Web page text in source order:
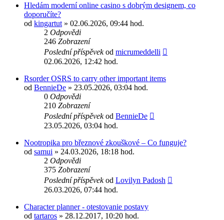
Hledám moderní online casino s dobrým designem, co
doporučíte?
od kingartut » 02.06.2026, 09:44 hod.
2 Odpovědi
246 Zobrazení
Poslední příspěvekod micrumeddelli
02.06.2026, 12:42 hod.
Rsorder OSRS to carry other important items
od BennieDe » 23.05.2026, 03:04 hod.
0 Odpovědi
210 Zobrazení
Poslední příspěvekod BennieDe
23.05.2026, 03:04 hod.
Nootropika pro březnové zkouškové – Co funguje?
od samui » 24.03.2026, 18:18 hod.
2 Odpovědi
375 Zobrazení
Poslední příspěvekod Lovilyn Padosh
26.03.2026, 07:44 hod.
Character planner - otestovanie postavy
od tartaros » 28.12.2017, 10:20 hod.